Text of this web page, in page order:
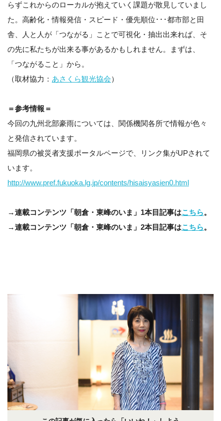
らずこれからのローカルが抱えていく課題が散見していまし
た。高齢化・情報発信・スピード・優先順位･･･都市部と田
舎、人と人が「つながる」ことで可視化・抽出出来れば、そ
の先に私たちが出来る事があるかもしれません。まずは、
「つながること」から。
（取材協力： あさくら観光協会）
＝参考情報＝
今回の九州北部豪雨については、関係機関各所で情報が色々
と発信されています。
福岡県の被災者支援ポータルページで、リンク集がUPされて
います。
http://www.pref.fukuoka.lg.jp/contents/hisaisyasien0.html
→連載コンテンツ「朝倉・東峰のいま」1本目記事はこちら。
→連載コンテンツ「朝倉・東峰のいま」2本目記事はこちら。